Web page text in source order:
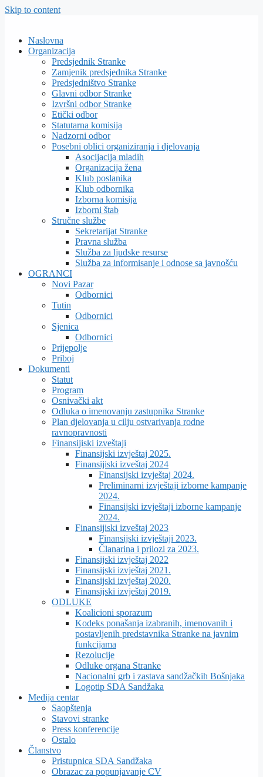
Skip to content
Naslovna
Organizacija
Predsjednik Stranke
Zamjenik predsjednika Stranke
Predsjedništvo Stranke
Glavni odbor Stranke
Izvršni odbor Stranke
Etički odbor
Statutarna komisija
Nadzorni odbor
Posebni oblici organiziranja i djelovanja
Asocijacija mladih
Organizacija žena
Klub poslanika
Klub odbornika
Izborna komisija
Izborni štab
Stručne službe
Sekretarijat Stranke
Pravna služba
Služba za ljudske resurse
Služba za informisanje i odnose sa javnošću
OGRANCI
Novi Pazar
Odbornici
Tutin
Odbornici
Sjenica
Odbornici
Prijepolje
Priboj
Dokumenti
Statut
Program
Osnivački akt
Odluka o imenovanju zastupnika Stranke
Plan djelovanja u cilju ostvarivanja rodne
ravnopravnosti
Finansijiski izveštaji
Finansijski izvještaj 2025.
Finansijiski izveštaj 2024
Finansijski izvještaj 2024.
Preliminarni izvještaji izborne kampanje
2024.
Finansijski izvještaji izborne kampanje
2024.
Finansijiski izveštaj 2023
Finansijski izvještaji 2023.
Članarina i prilozi za 2023.
Finansijski izvještaj 2022
Finansijski izvještaj 2021.
Finansijski izvještaj 2020.
Finansijski izvještaj 2019.
ODLUKE
Koalicioni sporazum
Kodeks ponašanja izabranih, imenovanih i
postavljenih predstavnika Stranke na javnim
funkcijama
Rezolucije
Odluke organa Stranke
Nacionalni grb i zastava sandžačkih Bošnjaka
Logotip SDA Sandžaka
Medija centar
Saopštenja
Stavovi stranke
Press konferencije
Ostalo
Članstvo
Pristupnica SDA Sandžaka
Obrazac za popunjavanje CV